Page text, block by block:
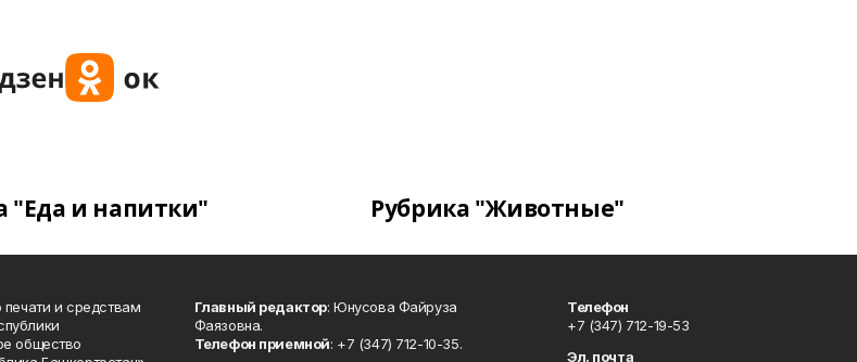
"Еда и напитки" Рубрика "Животные"
печати и средствам
общество
Главный редактор: Юнусова Файруза
Фаязовна.
Телефон приемной: +7 (347) 712-10-35.
Телефон
+7 (347) 712-19-53
Эл. почта